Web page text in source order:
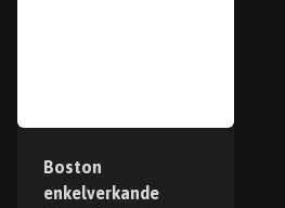
Boston
enkelverkande